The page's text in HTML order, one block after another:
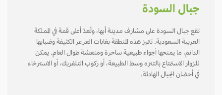
جبال السودة
تقع جبال السودة على مشارف مدينة أبها، وتُعدّ أعلى قمة في المملكة
العربية السعودية. تتميز هذه المنطقة بغابات العرعر الكثيفة وضبابها
الدائم، ما يمنحها أجواء طبيعية ساحرة ومنعشة طوال العام. يمكن
للزوار الاستمتاع بالتنزه وسط الطبيعة، أو ركوب التلفريك، أو الاسترخاء
في أحضان الجبال الهادئة.